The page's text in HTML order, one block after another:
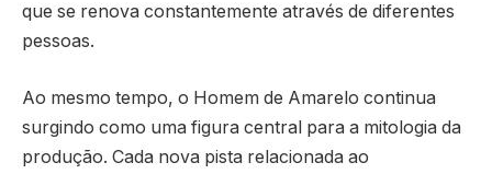
que se renova constantemente através de diferentes
pessoas.
Ao mesmo tempo, o Homem de Amarelo continua
surgindo como uma figura central para a mitologia da
produção. Cada nova pista relacionada ao